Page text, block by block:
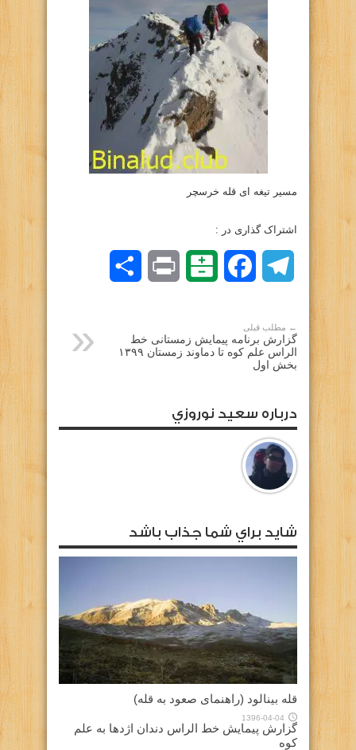
مسیر تیغه ای قله خرسچر
اشتراک گذاری در :
Telegram
Facebook
Balatarin
Print
← مطلب قبلی
گزارش برنامه پیمایش زمستانی خط
الراس علم کوه تا دماوند زمستان ۱۳۹۹
بخش اول
درباره سعيد نوروزي
شايد براي شما جذاب باشد
قله بینالود (راهنمای صعود به قله)
1396-04-04
گزارش پیمایش خط الراس دندان اژدها به علم
کوه